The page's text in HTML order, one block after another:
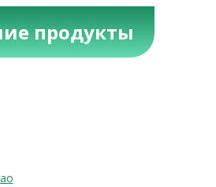
продукты